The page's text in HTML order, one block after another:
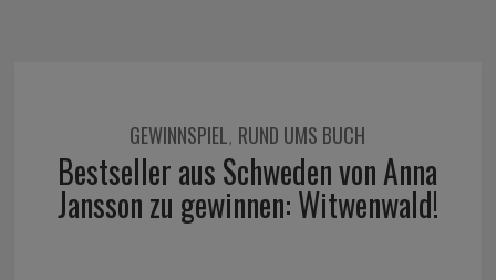
GEWINNSPIEL, RUND UMS BUCH
Bestseller aus Schweden von Anna
Jansson zu gewinnen: Witwenwald!